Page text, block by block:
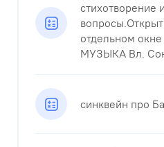
стихотворение
отдельном
МУЗЫКА Вл.
синквейн про